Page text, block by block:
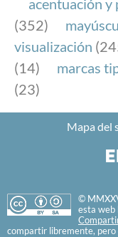
(352)
visualización
(14)
marcas
(23)
Mapa del
©
esta web
compartir libremente, pero